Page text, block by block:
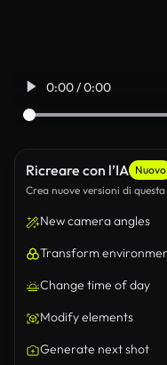
0:00 / 0:00
Ricreare con l’IA Nuovo
Crea nuove versioni di
New camera angles
Transform
Change time of day
Modify elements
Generate next shot